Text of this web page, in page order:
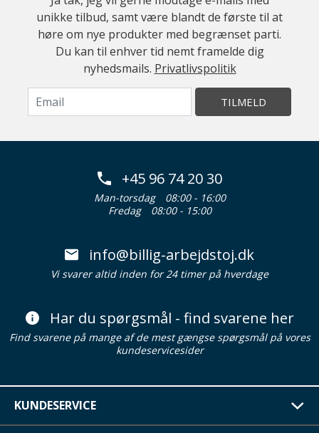
unikke tilbud, samt være blandt de første til at
høre om nye produkter med begrænset parti.
Du kan til enhver tid nemt framelde dig
nyhedsmails. Privatlivspolitik
TILMELD
+45 96 74 20 30
Man-torsdag
08:00 - 16:00
Fredag
08:00 - 15:00
info@billig-arbejdstoj.dk
Vi svarer altid inden for 24 timer på hverdage
Har du spørgsmål - find svarene her
Find svarene på mange af de mest gængse spørgsmål på vores
kundeservicesider
KUNDESERVICE